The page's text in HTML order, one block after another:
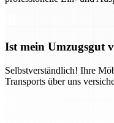
Ist mein Umzugsgut
Selbstverständlich! Ihre
Transports über uns